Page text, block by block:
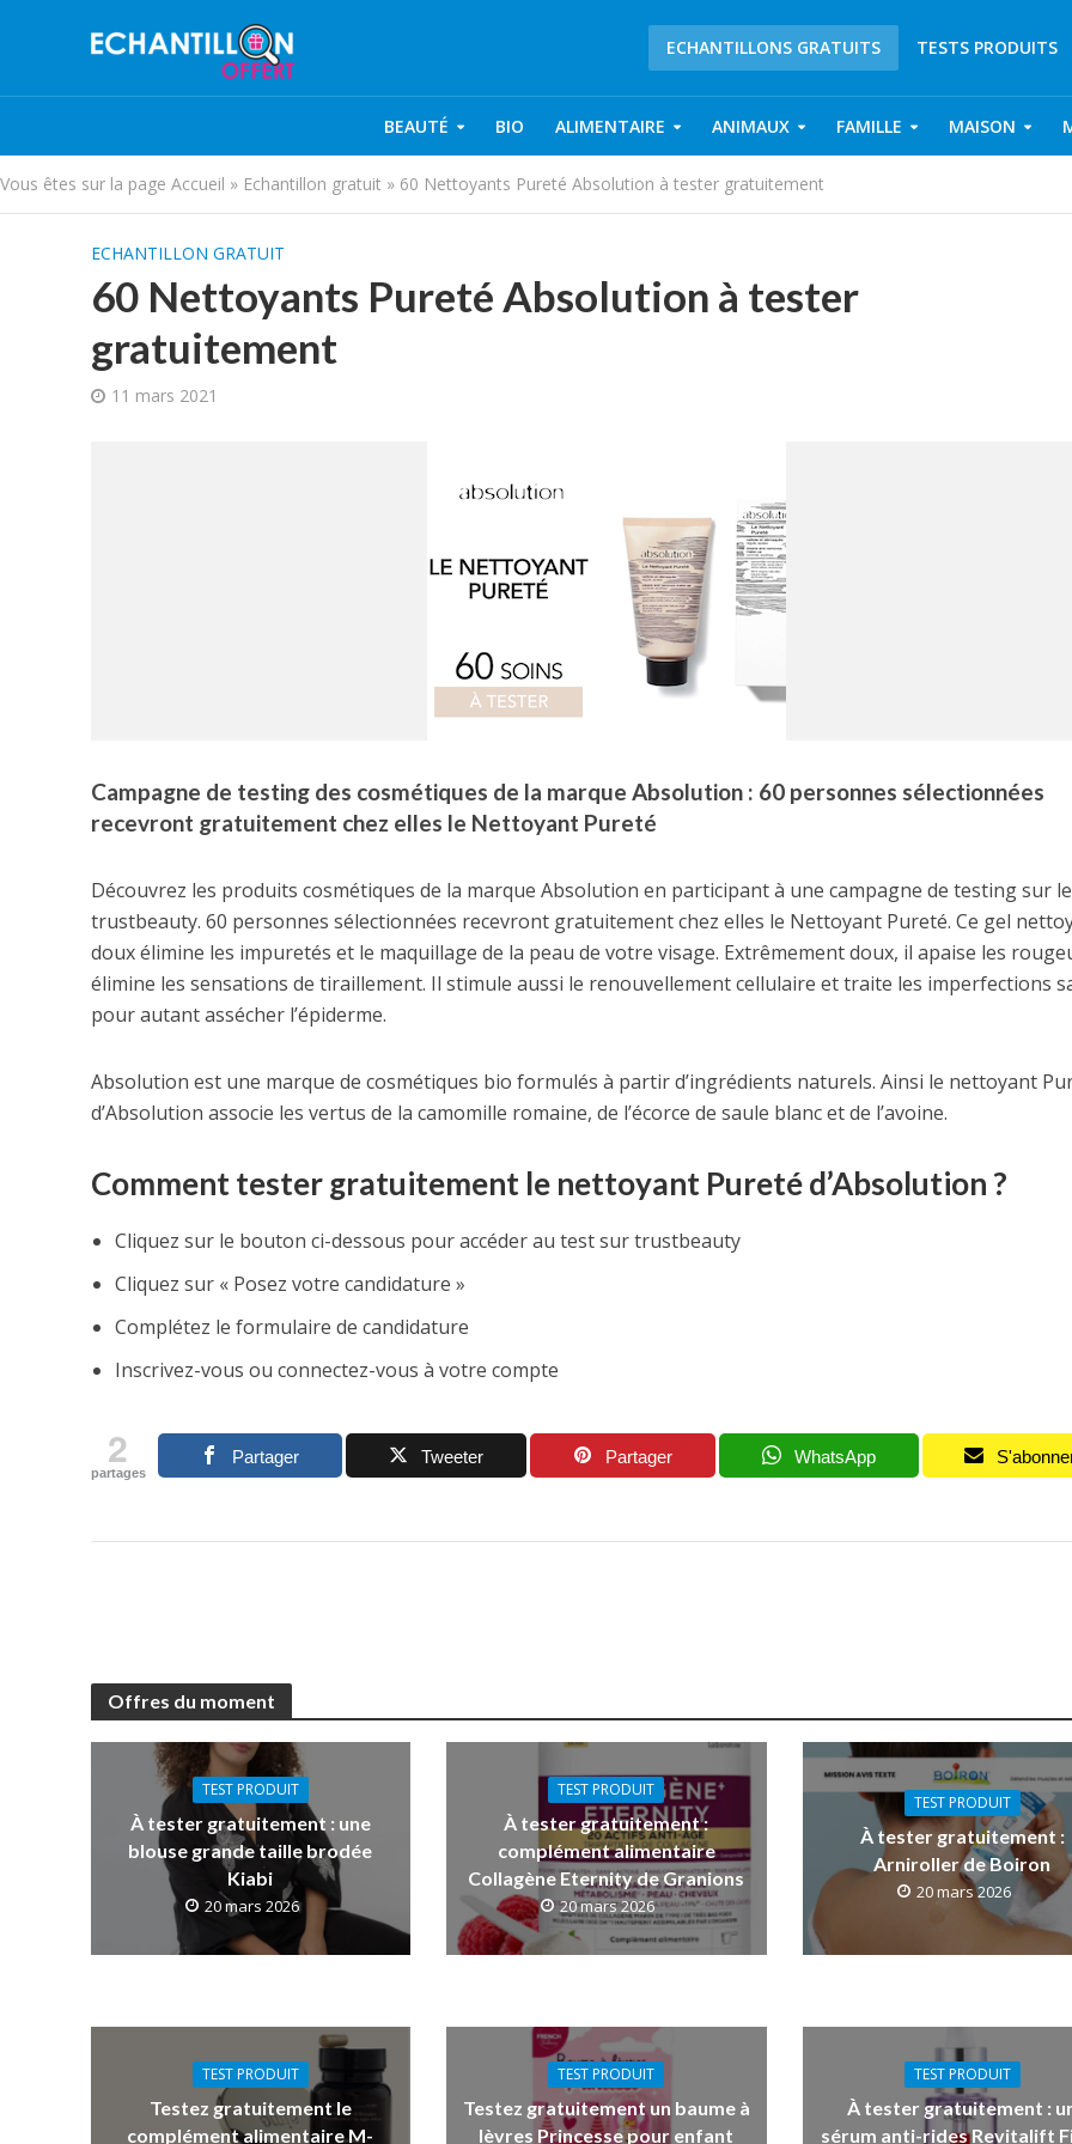
ECHANTILLONS GRATUITS TESTS PRODUITS
BEAUTÉ BIO ALIMENTAIRE ANIMAUX FAMILLE MAISON
Vous êtes sur la page Accueil » Echantillon gratuit » 60 Nettoyants Pureté Absolution à tester gratuitement
ECHANTILLON GRATUIT
60 Nettoyants Pureté Absolution à tester
gratuitement
11 mars 2021
Campagne de testing des cosmétiques de la marque Absolution : 60 personnes sélectionnées
recevront gratuitement chez elles le Nettoyant Pureté
Découvrez les produits cosmétiques de la marque Absolution en participant à une campagne de testing sur
trustbeauty. 60 personnes sélectionnées recevront gratuitement chez elles le Nettoyant Pureté. Ce gel
doux élimine les impuretés et le maquillage de la peau de votre visage. Extrêmement doux, il apaise les
élimine les sensations de tiraillement. Il stimule aussi le renouvellement cellulaire et traite les imperfections
pour autant assécher l’épiderme.
Absolution est une marque de cosmétiques bio formulés à partir d’ingrédients naturels. Ainsi le nettoyant
d’Absolution associe les vertus de la camomille romaine, de l’écorce de saule blanc et de l’avoine.
Comment tester gratuitement le nettoyant Pureté d’Absolution ?
Cliquez sur le bouton ci-dessous pour accéder au test sur trustbeauty
Cliquez sur « Posez votre candidature »
Complétez le formulaire de candidature
Inscrivez-vous ou connectez-vous à votre compte
2
partages
Partager Tweeter Partager WhatsApp
Offres du moment
TEST PRODUIT
À tester gratuitement : une
blouse grande taille brodée
Kiabi
20 mars 2026
TEST PRODUIT
À tester gratuitement :
complément alimentaire
Collagène Eternity de Granions
20 mars 2026
TEST PRODUIT
À tester gratuitement :
Arniroller de Boiron
20 mars 2026
TEST PRODUIT
Testez gratuitement le
complément alimentaire M-
TEST PRODUIT
Testez gratuitement un baume à
lèvres Princesse pour enfant
TEST PRODUIT
À tester gratuitement :
sérum anti-rides Revitalift